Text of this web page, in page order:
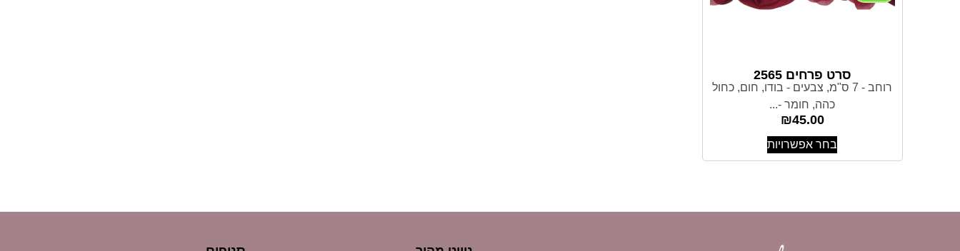
סרט פרחים 2565
רוחב - 7 ס"מ, צבעים - בודו, חום, כחול
כהה, חומר -...
₪45.00
בחר אפשרויות